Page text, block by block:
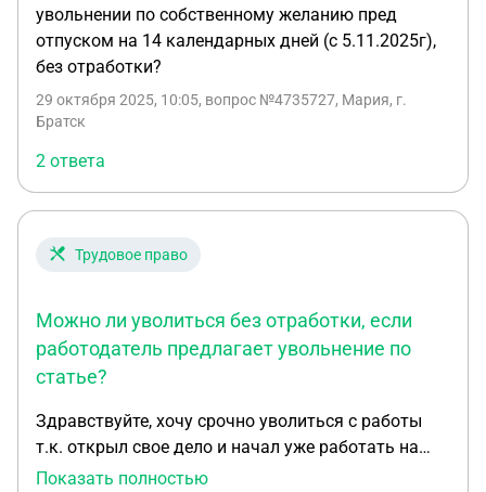
увольнении по собственному желанию пред
отпуском на 14 календарных дней (с 5.11.2025г),
без отработки?
29 октября 2025, 10:05, вопрос №4735727, Мария, г.
Братск
2 ответа
Трудовое право
Можно ли уволиться без отработки, если
работодатель предлагает увольнение по
статье?
Здравствуйте, хочу срочно уволиться с работы
т.к. открыл свое дело и начал уже работать на
себя до этого был на больничном 2 недели, а
Показать полностью